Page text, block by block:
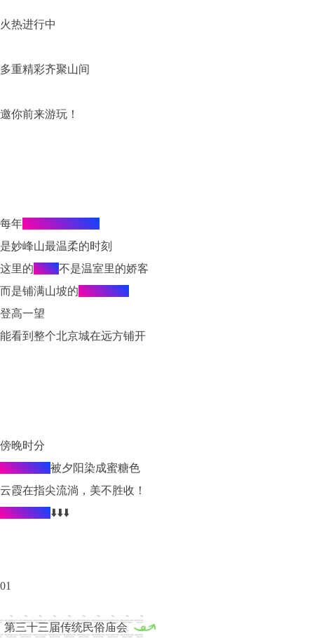
火热进行中
多重精彩齐聚山间
邀你前来游玩！
每年
是妙峰山最温柔的时刻
这里的玫瑰不是温室里的娇客
而是铺满山坡的高山花海
登高一望
能看到整个北京城在远方铺开
傍晚时分
玫瑰梯田被夕阳染成蜜糖色
云霞在指尖流淌，美不胜收！
精彩活动⬇️⬇️⬇️
01
第三十三届传统民俗庙会